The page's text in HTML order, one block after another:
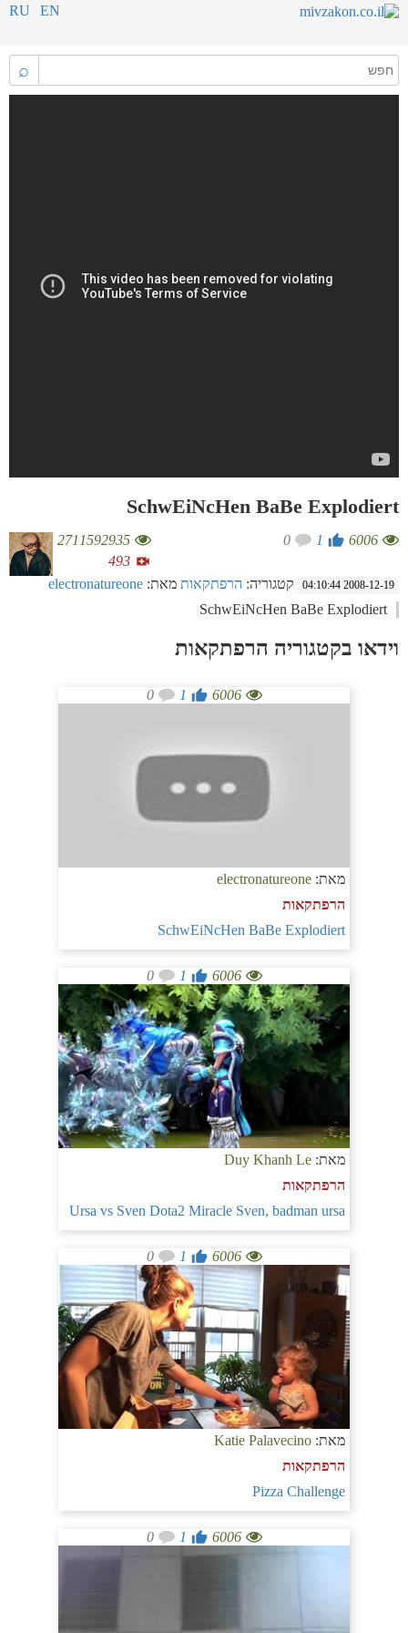
EN
RU
⌕
SchwEiNcHen BaBe Explodiert
6006
1
0
2711592935
493
2008-12-19 04:10:44 קטגוריה: הרפתקאות מאת: electronatureone
SchwEiNcHen BaBe Explodiert
וידאו בקטגוריה הרפתקאות
6006
1
0
מאת: electronatureone
הרפתקאות
SchwEiNcHen BaBe Explodiert
6006
1
0
מאת: Duy Khanh Le
הרפתקאות
Ursa vs Sven Dota2 Miracle Sven, badman ursa
6006
1
0
מאת: Katie Palavecino
הרפתקאות
Pizza Challenge
6006
1
0